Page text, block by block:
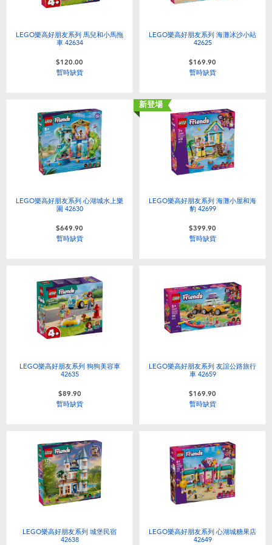
LEGO樂高好朋友系列 馬兒和小馬拖
車 42634
$120.00
暫時缺貨
LEGO樂高好朋友系列 海灘冰沙小站
42625
$169.90
暫時缺貨
LEGO樂高好朋友系列 心湖城水上樂
園 42630
$649.90
暫時缺貨
新登場
LEGO樂高好朋友系列 海灘小屋和海
豹 42699
$399.90
暫時缺貨
LEGO樂高好朋友系列 狗狗美容車
42635
$89.90
暫時缺貨
LEGO樂高好朋友系列 友誼公路旅行
車 42659
$169.90
暫時缺貨
LEGO樂高好朋友系列 城堡民宿
42638
LEGO樂高好朋友系列 心湖城糖果店
42649